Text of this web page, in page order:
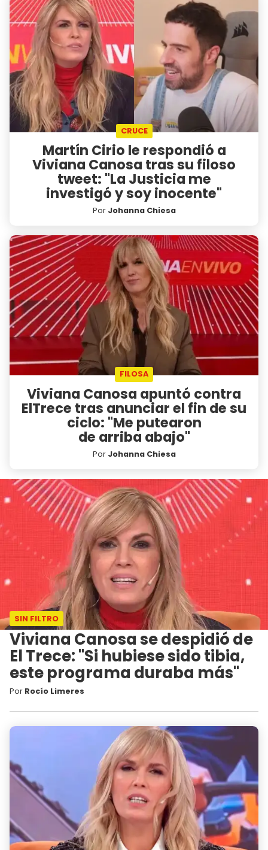
CRUCE
Martín Cirio le respondió a
Viviana Canosa tras su filoso
tweet: "La Justicia me
investigó y soy inocente"
Por Johanna Chiesa
FILOSA
Viviana Canosa apuntó contra
ElTrece tras anunciar el fin de su
ciclo: "Me putearon
de arriba abajo"
Por Johanna Chiesa
SIN FILTRO
Viviana Canosa se despidió de
El Trece: "Si hubiese sido tibia,
este programa duraba más"
Por Rocío Limeres